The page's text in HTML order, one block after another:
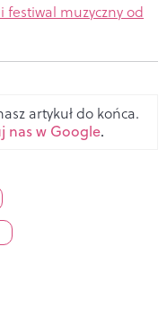
festiwal muzyczny od
artykuł do końca.
nas w Google.